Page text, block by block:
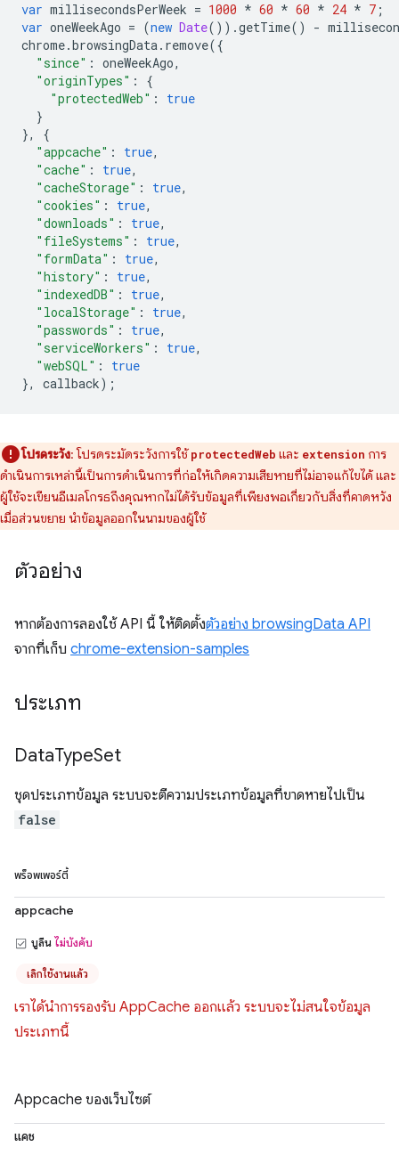
var millisecondsPerWeek = 1000 * 60 * 60 * 24 * 7 ;
var oneWeekAgo = (new Date()).getTime() -
chrome.browsingData. remove({
"since" : oneWeekAgo,
"originTypes" :
{
"protectedWeb" :
true
}
},
{
"appcache" : true,
"cache" : true,
"cacheStorage" : true,
"cookies" : true,
"downloads" : true,
"fileSystems" : true,
"formData" : true,
"history" : true,
"indexedDB" : true,
"localStorage" : true,
"passwords" : true,
"serviceWorkers" : true,
"webSQL" :
true
},
callback);
โปรดระวัง: โปรดระมัดระวังการใช้protectedWeb และ extension การ
ดำเนินการเหล่านี้เป็นการดำเนินการที่ก่อให้เกิดความเสียหายที่ไม่อาจแก้ไขได้ และ
ผู้ใช้จะเขียนอีเมลโกรธถึงคุณหากไม่ได้รับข้อมูลที่เพียงพอเกี่ยวกับสิ่งที่คาดหวัง
เมื่อส่วนขยาย นำข้อมูลออกในนามของผู้ใช้
ตัวอย่าง
หากต้องการลองใช้ API นี้ ให้ติดตั้งตัวอย่าง browsingData API
จากที่เก็บ chrome-extension-samples
ประเภท
DataTypeSet
ชุดประเภทข้อมูล ระบบจะตีความประเภทข้อมูลที่ขาดหายไปเป็น
false
พร็อพเพอร์ตี้
appcache
บูลีน ไม่บังคับ
เลิกใช้งานแล้ว
เราได้นำการรองรับ AppCache ออกแล้ว ระบบจะไม่สนใจข้อมูล
ประเภทนี้
Appcache ของเว็บไซต์
แคช